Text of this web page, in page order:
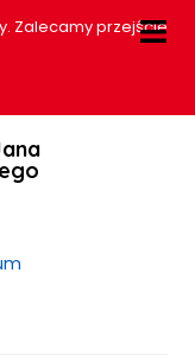
Zalecamy przejście